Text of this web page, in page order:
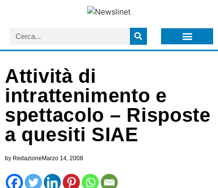
Attività di
intrattenimento e
spettacolo – Risposte
a quesiti SIAE
by RedazioneMarzo 14, 2008